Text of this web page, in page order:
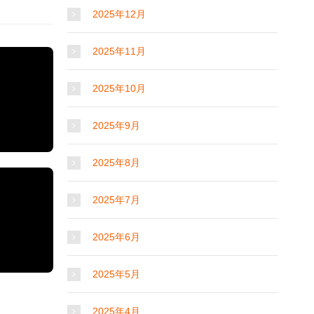
2025年12月
2025年11月
2025年10月
2025年9月
2025年8月
2025年7月
2025年6月
2025年5月
2025年4月